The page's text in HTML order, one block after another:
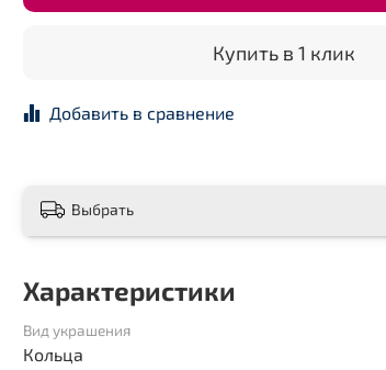
Купить в 1 клик
Добавить в сравнение
Выбрать
Характеристики
Вид украшения
Кольца